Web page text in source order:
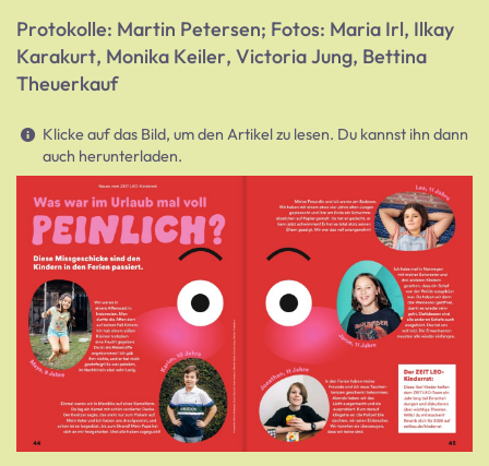
Protokolle: Martin Petersen; Fotos: Maria Irl, Ilkay
Karakurt, Monika Keiler, Victoria Jung, Bettina
Theuerkauf
Klicke auf das Bild, um den Artikel zu lesen. Du kannst ihn dann
auch herunterladen.